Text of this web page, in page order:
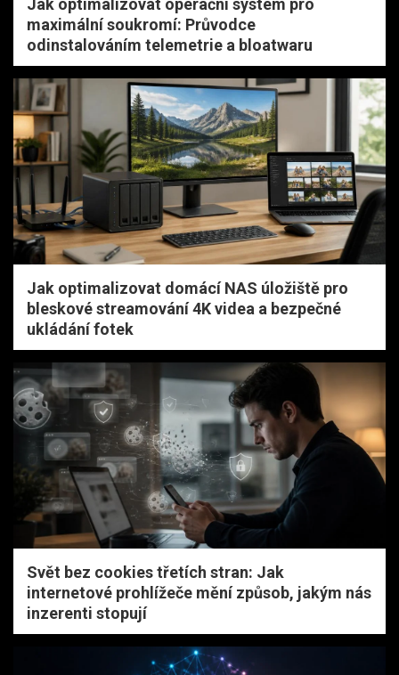
Jak optimalizovat operační systém pro
maximální soukromí: Průvodce
odinstalováním telemetrie a bloatwaru
Jak optimalizovat domácí NAS úložiště pro
bleskové streamování 4K videa a bezpečné
ukládání fotek
Svět bez cookies třetích stran: Jak
internetové prohlížeče mění způsob, jakým nás
inzerenti stopují